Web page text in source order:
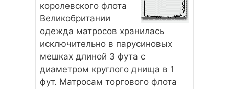
королевского флота
Великобритании
одежда матросов хранилась
исключительно в парусиновых
мешках длиной 3 фута с
диаметром круглого днища в 1
фут. Матросам торгового флота